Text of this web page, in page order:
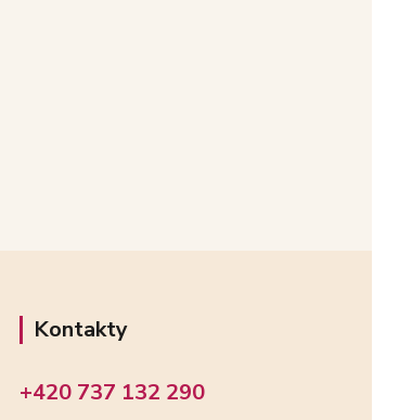
Kontakty
+420 737 132 290